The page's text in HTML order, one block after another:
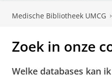
Medische Bibliotheek UMCG
Zoek in onze
Welke databases kan